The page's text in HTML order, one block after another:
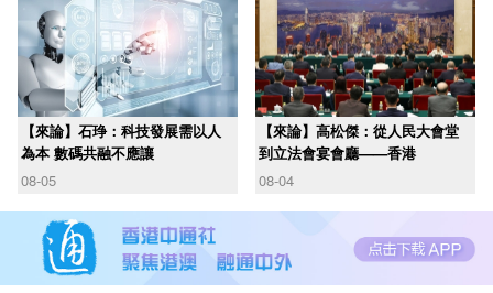
【來論】石琤：科技發展需以人
為本 數碼共融不應讓
08-05
【來論】高松傑：從人民大會堂
到立法會宴會廳——香港
08-04